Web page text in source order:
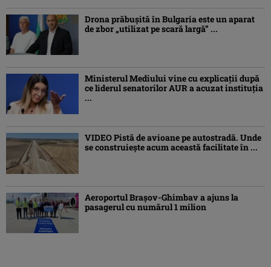
Drona prăbuşită în Bulgaria este un aparat
de zbor „utilizat pe scară largă” ...
Ministerul Mediului vine cu explicații după
ce liderul senatorilor AUR a acuzat instituția
...
VIDEO Pistă de avioane pe autostradă. Unde
se construiește acum această facilitate în ...
Aeroportul Brașov-Ghimbav a ajuns la
pasagerul cu numărul 1 milion